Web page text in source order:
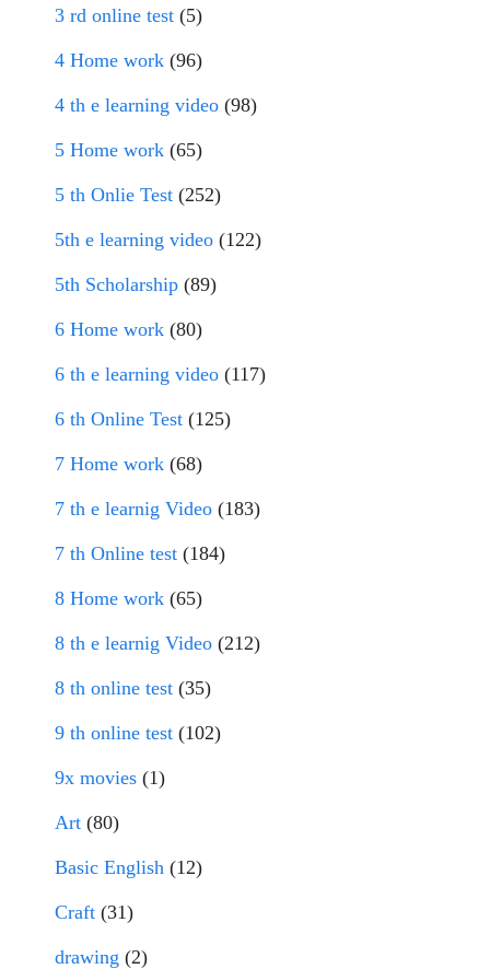
3 rd online test (5)
4 Home work (96)
4 th e learning video (98)
5 Home work (65)
5 th Onlie Test (252)
5th e learning video (122)
5th Scholarship (89)
6 Home work (80)
6 th e learning video (117)
6 th Online Test (125)
7 Home work (68)
7 th e learnig Video (183)
7 th Online test (184)
8 Home work (65)
8 th e learnig Video (212)
8 th online test (35)
9 th online test (102)
9x movies (1)
Art (80)
Basic English (12)
Craft (31)
drawing (2)